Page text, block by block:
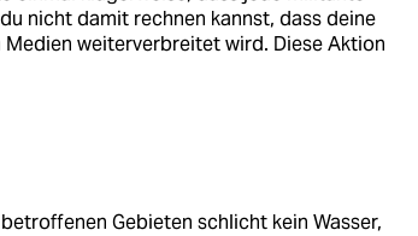
nicht damit rechnen kannst, dass deine
weiterverbreitet wird. Diese Aktion
Gebieten schlicht kein Wasser,